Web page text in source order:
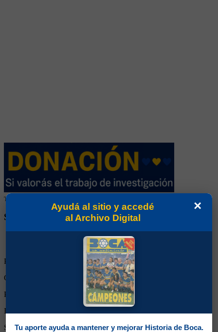
Tu colaboración ayuda a mantener este archivo histórico en línea
SEGUINOS EN REDES SOCIALES
Partidos Jugados:
Goles Convertidos:
0 (0.00)
Partidos de titular:
Ingresos desde el banco:
Suplente:0
×
Ayudá al sitio y accedé
al Archivo Digital
Tu aporte ayuda a mantener y mejorar Historia de Boca.